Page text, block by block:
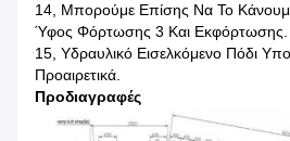
14, Μπορούμε Επίσης Να Το
Ύφος Φόρτωσης 3 Και Εκφόρτωσης.
15, Υδραυλικό Εισελκόμενο Πόδι
Προαιρετικά.
Προδιαγραφές